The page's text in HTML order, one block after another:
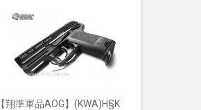
【翔準軍品AOG】(KWA)H§K